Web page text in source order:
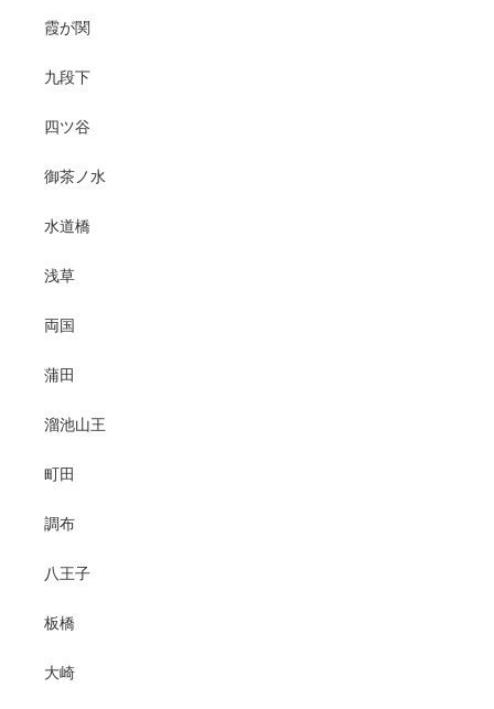
霞が関
九段下
四ツ谷
御茶ノ水
水道橋
浅草
両国
蒲田
溜池山王
町田
調布
八王子
板橋
大崎